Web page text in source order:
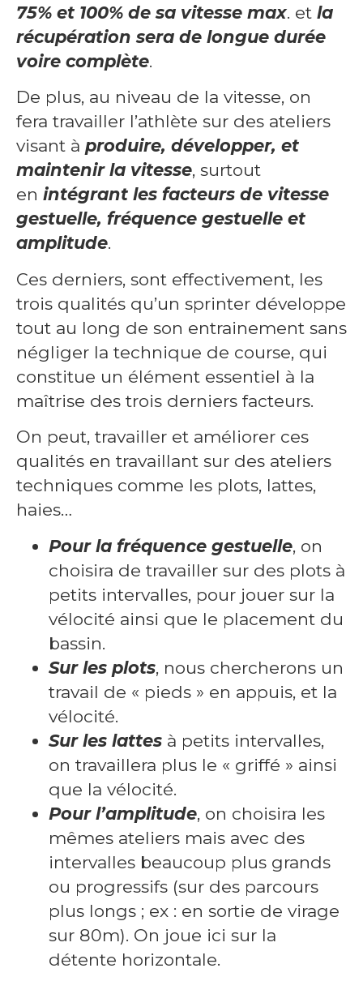
75% et 100% de sa vitesse max. et la
récupération sera de longue durée
voire complète.
De plus, au niveau de la vitesse, on
fera travailler l’athlète sur des ateliers
visant à produire, développer, et
maintenir la vitesse, surtout
en intégrant les facteurs de vitesse
gestuelle, fréquence gestuelle et
amplitude.
Ces derniers, sont effectivement, les
trois qualités qu’un sprinter développe
tout au long de son entrainement sans
négliger la technique de course, qui
constitue un élément essentiel à la
maîtrise des trois derniers facteurs.
On peut, travailler et améliorer ces
qualités en travaillant sur des ateliers
techniques comme les plots, lattes,
haies…
Pour la fréquence gestuelle, on
choisira de travailler sur des plots à
petits intervalles, pour jouer sur la
vélocité ainsi que le placement du
bassin.
Sur les plots, nous chercherons un
travail de « pieds » en appuis, et la
vélocité.
Sur les lattes à petits intervalles,
on travaillera plus le « griffé » ainsi
que la vélocité.
Pour l’amplitude, on choisira les
mêmes ateliers mais avec des
intervalles beaucoup plus grands
ou progressifs (sur des parcours
plus longs ; ex : en sortie de virage
sur 80m). On joue ici sur la
détente horizontale.